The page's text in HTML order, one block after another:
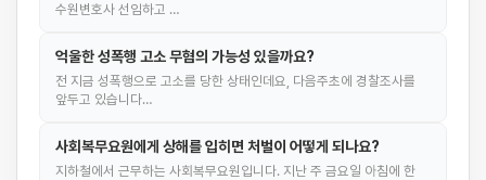
수원변호사 선임하고 …
억울한 성폭행 고소 무혐의 가능성 있을까요?
전 지금 성폭행으로 고소를 당한 상태인데요, 다음주초에 경찰조사를
앞두고 있습니다…
사회복무요원에게 상해를 입히면 처벌이 어떻게 되나요?
지하철에서 근무하는 사회복무요원입니다. 지난 주 금요일 아침에 한